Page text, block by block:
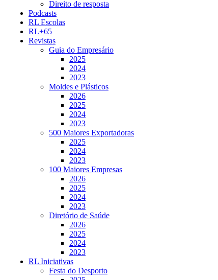
Direito de resposta
Podcasts
RL Escolas
RL+65
Revistas
Guia do Empresário
2025
2024
2023
Moldes e Plásticos
2026
2025
2024
2023
500 Maiores Exportadoras
2025
2024
2023
100 Maiores Empresas
2026
2025
2024
2023
Diretório de Saúde
2026
2025
2024
2023
RL Iniciativas
Festa do Desporto